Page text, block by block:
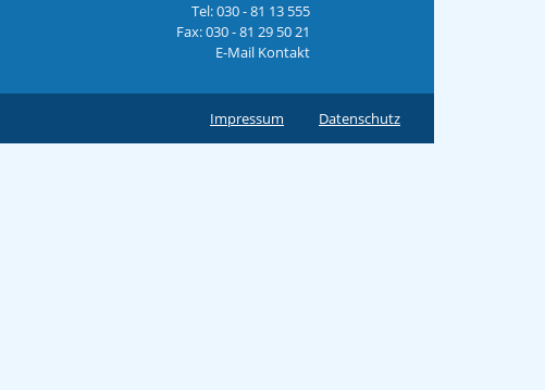
Tel: 030 - 81 13 555
Fax: 030 - 81 29 50 21
E-Mail Kontakt
Impressum Datenschutz